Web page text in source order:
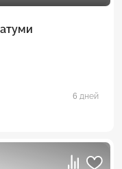
6 дней